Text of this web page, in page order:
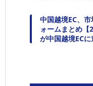
中国越境EC、
ォームまとめ【
が中国越境EC